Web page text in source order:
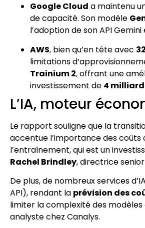
Google Cloud a maintenu
de capacité. Son modèle
l’adoption de son API
AWS, bien qu’en tête avec
limitations
Trainium 2, offrant une
investissement de 4
L’IA, moteur
Le rapport souligne que la
accentue l’importance des coûts
l’entraînement, qui est un
Rachel Brindley, directrice
De plus, de nombreux services
API), rendant la prévision des
limiter la complexité des
analyste chez Canalys.